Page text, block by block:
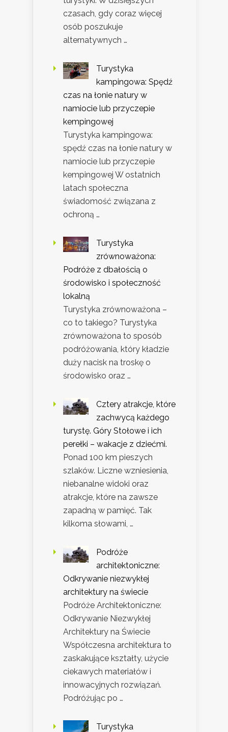
czasach, gdy coraz więcej
osób poszukuje
alternatywnych …
Turystyka
kampingowa: Spędź
czas na łonie natury w
namiocie lub przyczepie
kempingowej
Turystyka kampingowa:
spędź czas na łonie natury w
namiocie lub przyczepie
kempingowej W ostatnich
latach społeczna
świadomość związana z
ochroną …
Turystyka
zrównoważona:
Podróże z dbałością o
środowisko i społeczność
lokalną
Turystyka zrównoważona –
co to takiego? Turystyka
zrównoważona to sposób
podróżowania, który kładzie
duży nacisk na troskę o
środowisko oraz …
Cztery atrakcje, które
zachwycą każdego
turystę. Góry Stołowe i ich
perełki – wakacje z dziećmi.
Ponad 100 km pieszych
szlaków. Liczne wzniesienia,
niebanalne widoki oraz
atrakcje, które na zawsze
zapadną w pamięć. Tak
kilkoma słowami, …
Podróże
architektoniczne:
Odkrywanie niezwykłej
architektury na świecie
Podróże Architektoniczne:
Odkrywanie Niezwykłej
Architektury na Świecie
Współczesna architektura to
zaskakujące kształty, użycie
ciekawych materiałów i
innowacyjnych rozwiązań.
Podróżując po …
Turystyka